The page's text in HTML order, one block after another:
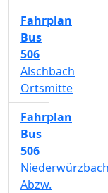
Fahrplan
Bus
506
Alschbach
Ortsmitte
Fahrplan
Bus
506
Niederwürzbach
Abzw.